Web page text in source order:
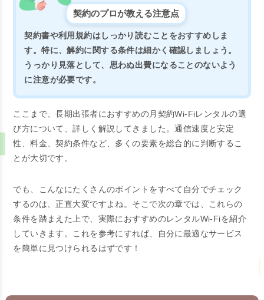
契約のプロが教える注意点
契約書や利用規約はしっかり読むことをおすすめしま
す。特に、解約に関する条件は細かく確認しましょう。
うっかり見落として、思わぬ出費になることのないよう
に注意が必要です。
ここまで、長期出張者におすすめの月契約Wi-Fiレンタルの選
び方について、詳しく解説してきました。通信速度と安定
性、料金、契約条件など、多くの要素を総合的に判断するこ
とが大切です。
でも、こんなにたくさんのポイントをすべて自分でチェック
するのは、正直大変ですよね。そこで次の章では、これらの
条件を踏まえた上で、実際におすすめのレンタルWi-Fiを紹介
していきます。これを参考にすれば、自分に最適なサービス
を簡単に見つけられるはずです！